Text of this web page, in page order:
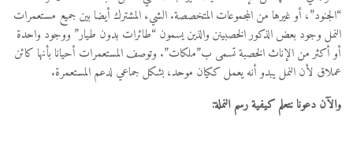
“الجنود”، أو غيرها من المجموعات المتخصصة. الشيء المشترك أيضا بين جميع مستعمرات
النمل وجود بعض الذكور الخصبينن والذين يسمون “طائرات بدون طيار” ووجود واحدة
أو أكثر من الإناث الخصبة تسمى ب”ملكات”. وتوصف المستعمرات أحيانا بأنها كائن
عملاق لأن النمل يبدو أنه يعمل ككيان موحد، بشكل جماعي لدعم المستعمرة.
والآن دعونا نتعلم كيفية رسم النملة: